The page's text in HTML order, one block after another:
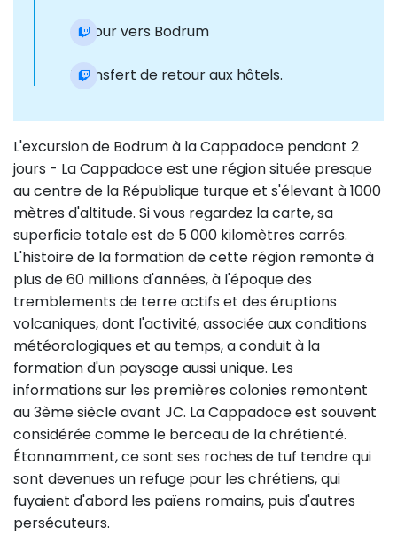
Retour vers Bodrum
Transfert de retour aux hôtels.
L'excursion de Bodrum à la Cappadoce pendant 2
jours - La Cappadoce est une région située presque
au centre de la République turque et s'élevant à 1000
mètres d'altitude. Si vous regardez la carte, sa
superficie totale est de 5 000 kilomètres carrés.
L'histoire de la formation de cette région remonte à
plus de 60 millions d'années, à l'époque des
tremblements de terre actifs et des éruptions
volcaniques, dont l'activité, associée aux conditions
météorologiques et au temps, a conduit à la
formation d'un paysage aussi unique. Les
informations sur les premières colonies remontent
au 3ème siècle avant JC. La Cappadoce est souvent
considérée comme le berceau de la chrétienté.
Étonnamment, ce sont ses roches de tuf tendre qui
sont devenues un refuge pour les chrétiens, qui
fuyaient d'abord les païens romains, puis d'autres
persécuteurs.